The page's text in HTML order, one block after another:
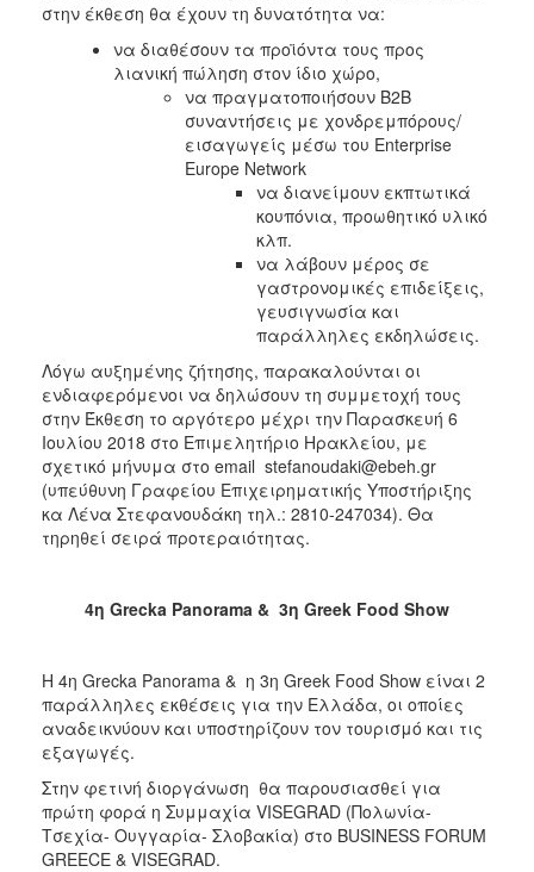
στην έκθεση θα έχουν τη δυνατότητα να:
να διαθέσουν τα προϊόντα τους προς
λιανική πώληση στον ίδιο χώρο,
να πραγματοποιήσουν Β2Β
συναντήσεις με χονδρεμπόρους/
εισαγωγείς μέσω του Enterprise
Europe Network
να διανείμουν εκπτωτικά
κουπόνια, προωθητικό υλικό
κλπ.
να λάβουν μέρος σε
γαστρονομικές επιδείξεις,
γευσιγνωσία και
παράλληλες εκδηλώσεις.
Λόγω αυξημένης ζήτησης, παρακαλούνται οι
ενδιαφερόμενοι να δηλώσουν τη συμμετοχή τους
στην Έκθεση το αργότερο μέχρι την Παρασκευή 6
Ιουλίου 2018 στο Επιμελητήριο Ηρακλείου, με
σχετικό μήνυμα στο email stefanoudaki@ebeh.gr
(υπεύθυνη Γραφείου Επιχειρηματικής Υποστήριξης
κα Λένα Στεφανουδάκη τηλ.: 2810-247034). Θα
τηρηθεί σειρά προτεραιότητας.
4η Grecka Panorama & 3η Greek Food Show
Η 4η Grecka Panorama & η 3η Greek Food Show είναι 2
παράλληλες εκθέσεις για την Ελλάδα, οι οποίες
αναδεικνύουν και υποστηρίζουν τον τουρισμό και τις
εξαγωγές.
Στην φετινή διοργάνωση θα παρουσιασθεί για
πρώτη φορά η Συμμαχία VISEGRAD (Πολωνία-
Τσεχία- Ουγγαρία- Σλοβακία) στο BUSINESS FORUM
GREECE & VISEGRAD.